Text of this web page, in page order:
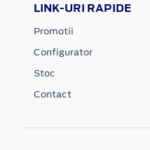
LINK-URI RAPIDE
Promotii
Configurator
Stoc
Contact